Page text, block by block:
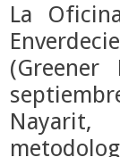
La
Nayarit,